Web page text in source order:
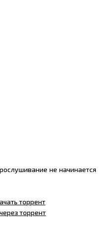
не начинается
торрент
торрент